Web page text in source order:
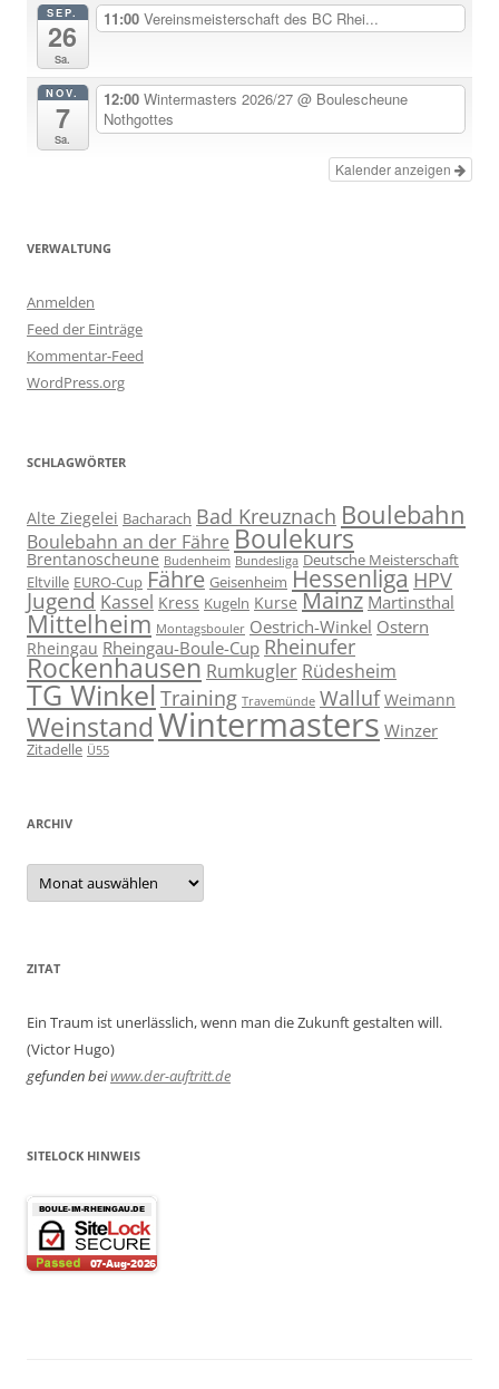
SEP.
26
Sa.
11:00 Vereinsmeisterschaft des BC Rhei...
NOV.
7
Sa.
12:00 Wintermasters 2026/27 @ Boulescheune
Nothgottes
Kalender anzeigen
VERWALTUNG
Anmelden
Feed der Einträge
Kommentar-Feed
WordPress.org
SCHLAGWÖRTER
Alte Ziegelei Bacharach Bad Kreuznach Boulebahn
Boulebahn an der Fähre Boulekurs
Brentanoscheune Budenheim Bundesliga Deutsche Meisterschaft
Eltville EURO-Cup Fähre Geisenheim Hessenliga HPV
Jugend Kassel Kress Kugeln Kurse Mainz Martinsthal
Mittelheim Montagsbouler Oestrich-Winkel Ostern
Rheingau Rheingau-Boule-Cup Rheinufer
Rockenhausen Rumkugler Rüdesheim
TG WinkelTraining Travemünde Walluf Weimann
WeinstandWintermasters Winzer
Zitadelle Ü55
ARCHIV
Archiv
ZITAT
Ein Traum ist unerlässlich, wenn man die Zukunft gestalten will.
(Victor Hugo)
gefunden beiwww.der-auftritt.de
SITELOCK HINWEIS